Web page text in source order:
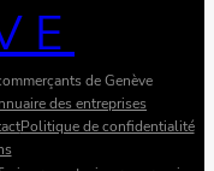
de Genève
des entreprises
Politique de confidentialité